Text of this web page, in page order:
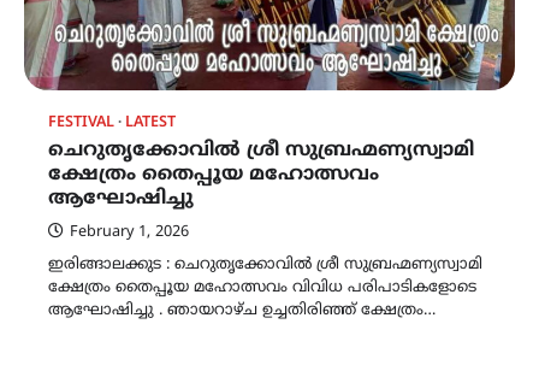
FESTIVAL LATEST
ചെറുതൃക്കോവിൽ ശ്രീ സുബ്രഹ്മണ്യസ്വാമി
ക്ഷേത്രം തൈപ്പൂയ മഹോത്സവം
ആഘോഷിച്ചു
February 1, 2026
ഇരിങ്ങാലക്കുട : ചെറുതൃക്കോവിൽ ശ്രീ സുബ്രഹ്മണ്യസ്വാമി
ക്ഷേത്രം തൈപ്പൂയ മഹോത്സവം വിവിധ പരിപാടികളോടെ
ആഘോഷിച്ചു . ഞായറാഴ്ച ഉച്ചതിരിഞ്ഞ് ക്ഷേത്രം…